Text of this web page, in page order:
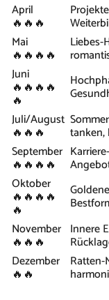
April
🔥🔥🔥
Mai
🔥🔥🔥🔥
Liebes-
Juni
🔥🔥🔥🔥
🔥
Juli/August
🔥🔥🔥
tanken,
September
🔥🔥🔥🔥
Oktober
🔥🔥🔥🔥
🔥
November
🔥🔥🔥
Innere
Dezember
🔥🔥
Ratten-